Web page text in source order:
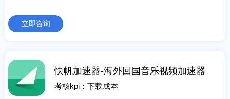
立即咨询
快帆加速器-海外回国音乐视频加速器
考核kpi：下载成本